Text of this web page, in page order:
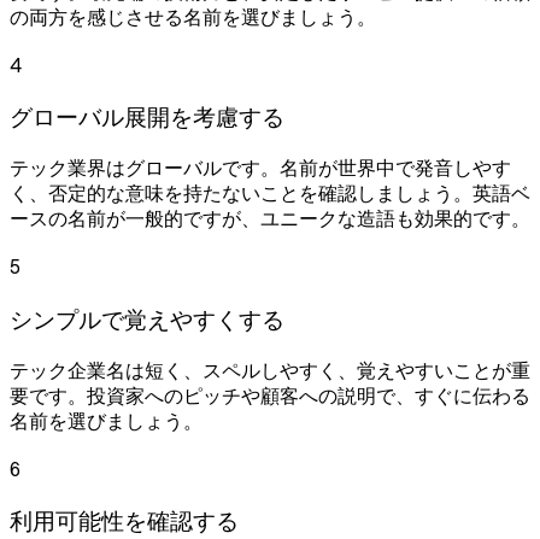
の両方を感じさせる名前を選びましょう。
4
グローバル展開を考慮する
テック業界はグローバルです。名前が世界中で発音しやす
く、否定的な意味を持たないことを確認しましょう。英語ベ
ースの名前が一般的ですが、ユニークな造語も効果的です。
5
シンプルで覚えやすくする
テック企業名は短く、スペルしやすく、覚えやすいことが重
要です。投資家へのピッチや顧客への説明で、すぐに伝わる
名前を選びましょう。
6
利用可能性を確認する